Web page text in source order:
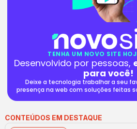
TENHA UM NOVO SITE
Desenvolvido por pessoas,
para você!
Deixe a tecnologia trabalhar a seu
presença na web com soluções feitas
CONTEÚDOS EM DESTAQUE